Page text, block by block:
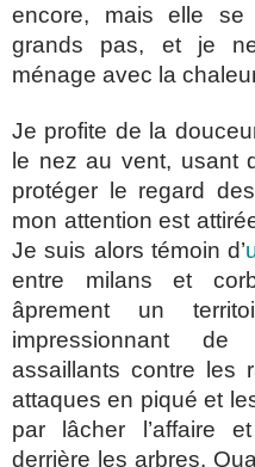
encore, mais elle se
grands pas, et je
ménage avec la
Je profite de la
le nez au vent, usant
protéger le regard
mon attention est
Je suis alors témoin d’
entre milans et
âprement un
impressionnant
assaillants contre les
attaques en piqué et
par lâcher l’affaire
derrière les arbres.